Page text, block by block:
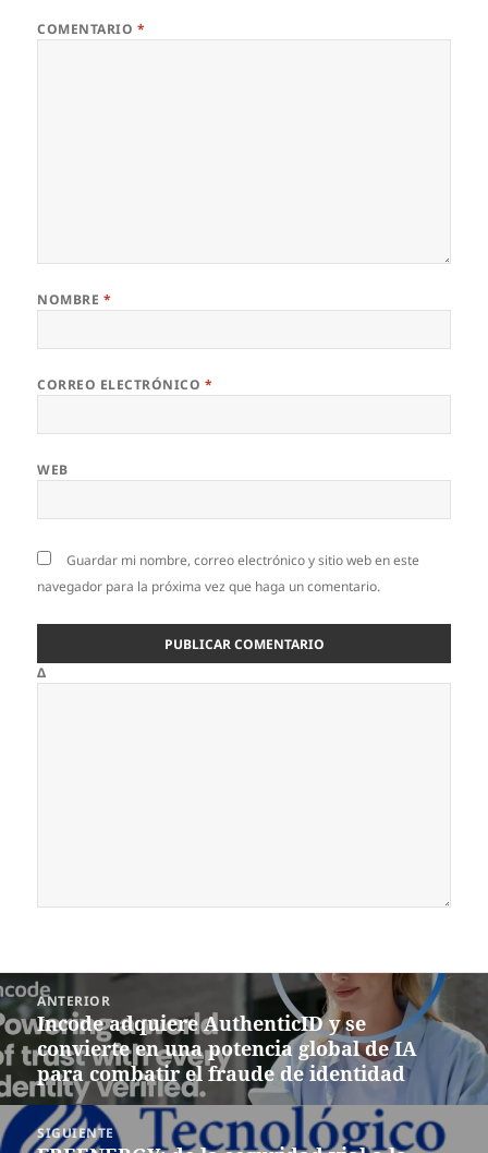
COMENTARIO *
NOMBRE *
CORREO ELECTRÓNICO *
WEB
Guardar mi nombre, correo electrónico y sitio web en este
navegador para la próxima vez que haga un comentario.
Δ
Navegación
de
entradas
ANTERIOR
Entrada
anterior:
Incode adquiere AuthenticID y se
convierte en una potencia global de IA
para combatir el fraude de identidad
SIGUIENTE